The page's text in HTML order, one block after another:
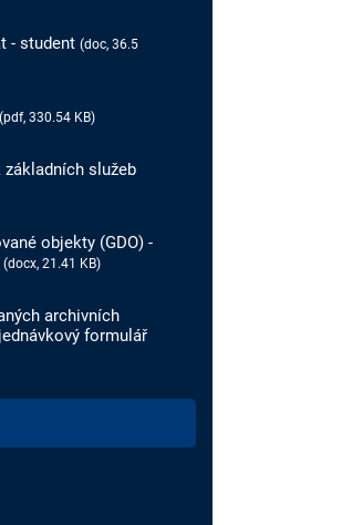
- student (doc, 36.5
(pdf, 330.54 KB)
základních služeb
objekty (GDO) -
(docx, 21.41 KB)
archivních
formulář